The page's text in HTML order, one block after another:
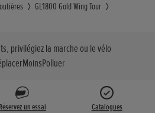
GL1800 Gold Wing Tour
privilégiez la marche ou le vélo
Réservez un essai Catalogues